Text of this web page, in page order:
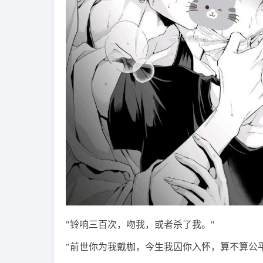
"铃响三百次，吻我，或者杀了我。"
"前世你为我戴枷，今生我囚你入怀，算不算公